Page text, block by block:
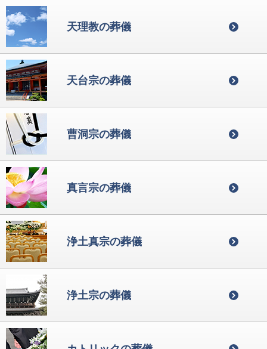
天理教の葬儀
天台宗の葬儀
曹洞宗の葬儀
真言宗の葬儀
浄土真宗の葬儀
浄土宗の葬儀